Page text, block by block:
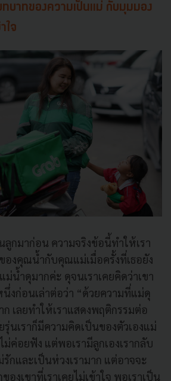
ทบาทของความเป็นแม่ กับมุมมอง
ใจ
กมาก่อน ความจริงข้อนี้ทำให้เรา
องคุณน้ำกับคุณแม่เมื่อครั้งที่เธอยัง
น้ำดุมากค่ะ ดุจนเราเคยคิดว่าเขา
นึ่งก่อนเล่าต่อว่า “ด้วยความที่แม่ดุ
ก เลยทำให้เราแสดงพฤติกรรมต่อ
นเราก็มีความคิดเป็นของตัวเองแม่
ค่อยฟัง แต่พอเรามีลูกเองเรากลับ
กและเป็นห่วงเรามาก แต่อาจจะ
องเขาที่เราเคยไม่เข้าใจ พอเราเป็น